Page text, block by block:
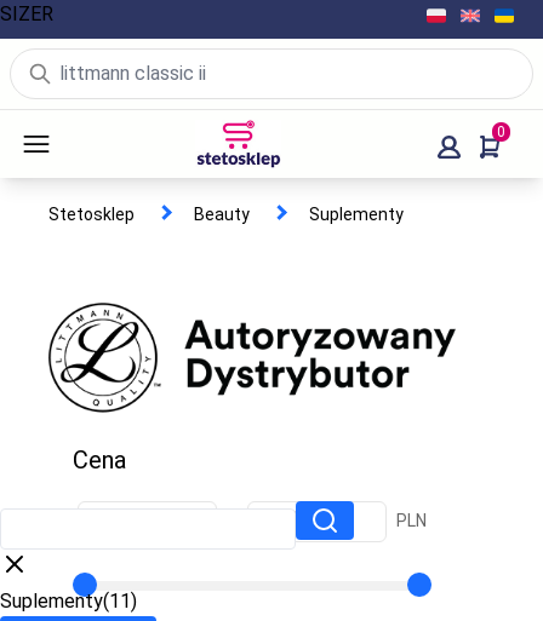
0
Stetosklep Beauty Suplementy
Cena
PLN
SIZER
Suplementy(11)